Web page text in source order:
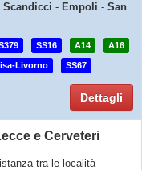
Scandicci - Empoli - San
SS16 A14 A16
Livorno SS67
Dettagli
e Cerveteri
tra le località